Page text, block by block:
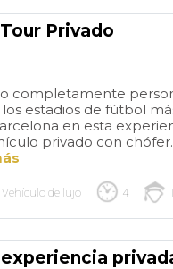
Privado
completamente
estadios de fútbol
en esta
privado con
Vehículo de lujo 4